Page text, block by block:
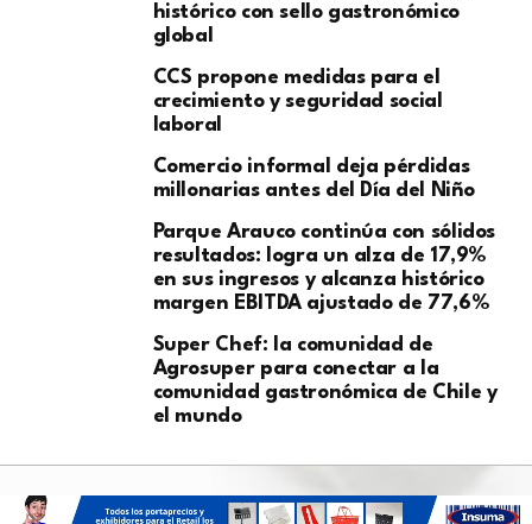
histórico con sello gastronómico
global
CCS propone medidas para el
crecimiento y seguridad social
laboral
Comercio informal deja pérdidas
millonarias antes del Día del Niño
Parque Arauco continúa con sólidos
resultados: logra un alza de 17,9%
en sus ingresos y alcanza histórico
margen EBITDA ajustado de 77,6%
Super Chef: la comunidad de
Agrosuper para conectar a la
comunidad gastronómica de Chile y
el mundo